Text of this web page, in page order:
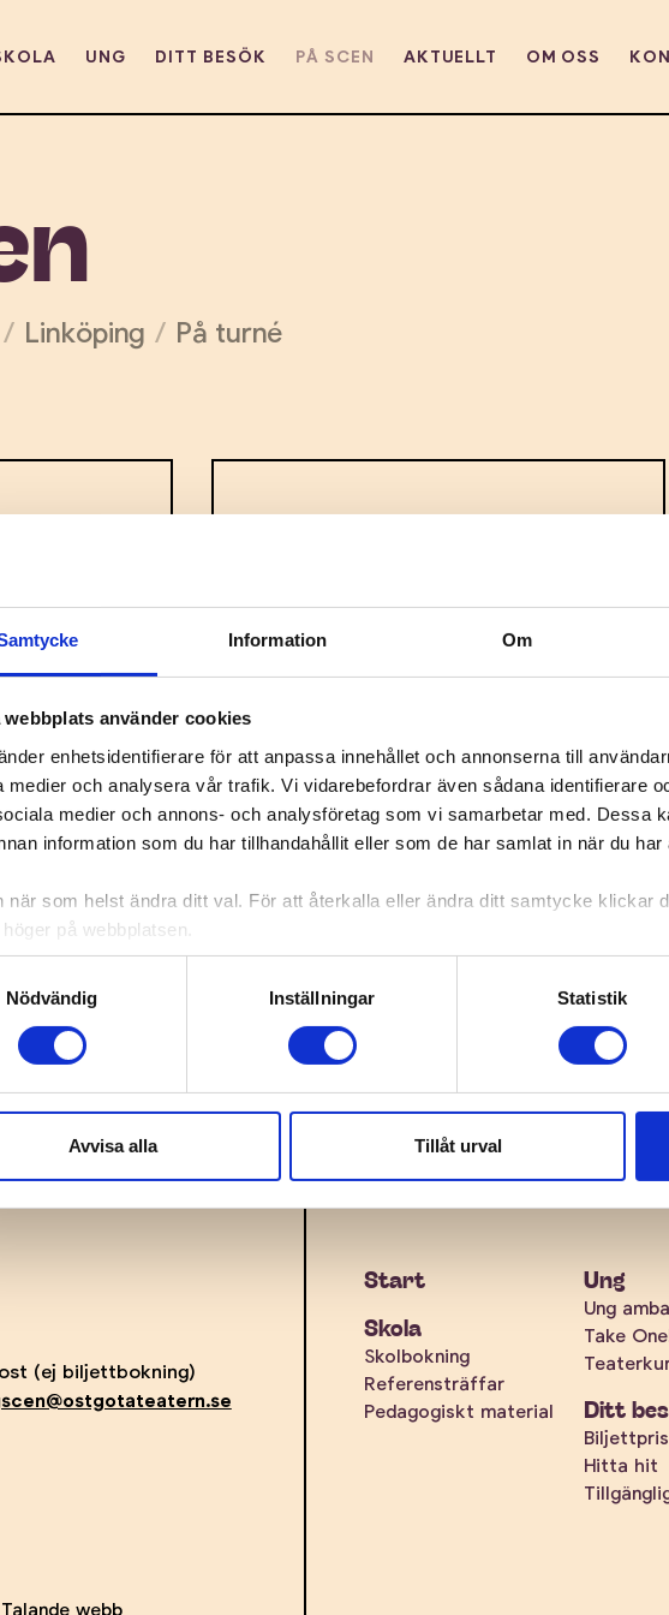
Information Om
webbplats använder cookies
enhetsidentifierare för att anpassa innehållet och annonserna till
medier och analysera vår trafik. Vi vidarebefordrar även sådana identifierare
medier och annons- och analysföretag som vi samarbetar med. Dessa
information som du har tillhandahållit eller som de har samlat in när du
när som helst ändra ditt val. För att återkalla eller ändra ditt samtycke klickar
på webbplatsen.
Nödvändig
Inställningar Statistik
Avvisa alla Tillåt urval
UNG DITT BESÖK PÅ SCEN AKTUELLT OM OSS
Linköping På turné
relationer på Stora scen
25 sep – 10 dec
(ej biljettbokning)
Talande webb
Start
Skola
Skolbokning
Referensträffar
Pedagogiskt material
Ung
Ung
Take
Ditt
Hitta hit